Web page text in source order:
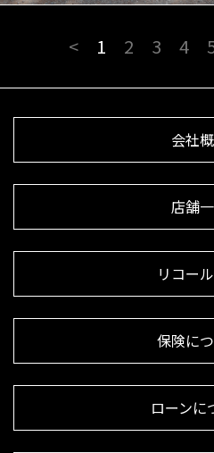
< 1 2 3 4
会社
店舗
リコー
保険に
ローンに